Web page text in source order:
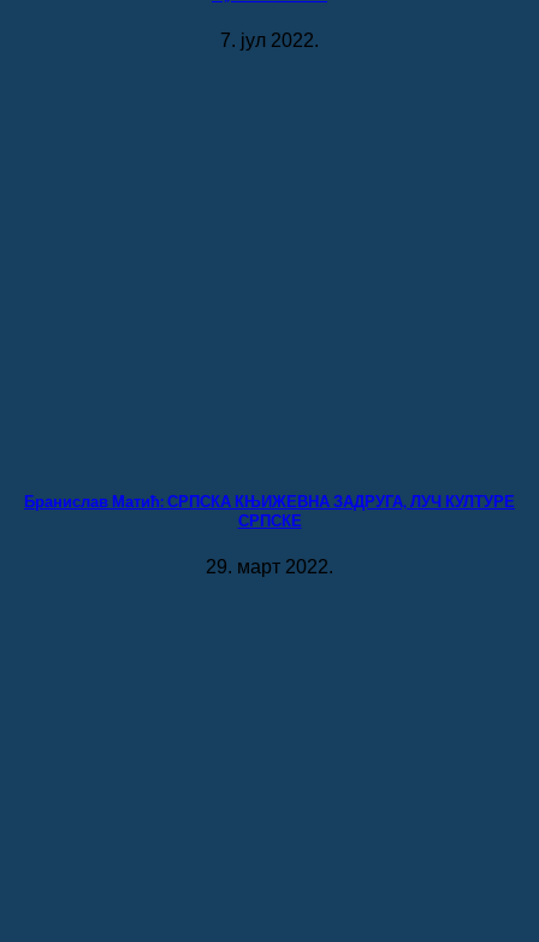
7. јул 2022.
Бранислав Матић: СРПСКА КЊИЖЕВНА ЗАДРУГА, ЛУЧ КУЛТУРЕ
СРПСКЕ
29. март 2022.